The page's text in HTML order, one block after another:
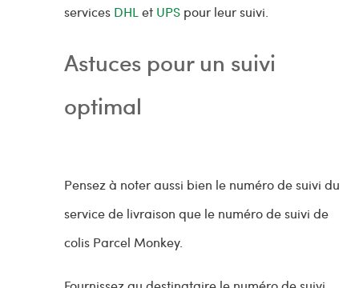
services DHL et UPS pour leur suivi.
Astuces pour un suivi
optimal
Pensez à noter aussi bien le numéro de suivi du
service de livraison que le numéro de suivi de
colis Parcel Monkey.